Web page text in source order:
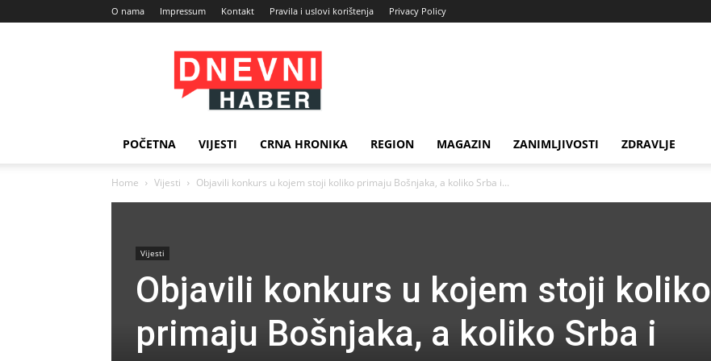
O nama Impressum Kontakt Pravila i uslovi korištenja Privacy Policy
Dnevni
Haber
POČETNA VIJESTI CRNA HRONIKA REGION MAGAZIN ZANIMLJIVOSTI ZDRAVLJE
Home Vijesti Objavili konkurs u kojem stoji koliko primaju Bošnjaka, a koliko Srba i...
Vijesti
Objavili konkurs u kojem stoji koliko
primaju Bošnjaka, a koliko Srba i